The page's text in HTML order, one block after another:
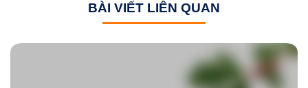
BÀI VIẾT LIÊN QUAN